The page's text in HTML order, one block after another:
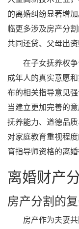
的离婚纠纷显著增
临更多涉及房产分
共同还贷、父母出
在子女抚养权
成年人的真实意愿
布的相关指导意见
当建立更加完善的
抚养能力、道德品
对家庭教育重视程
育指导师资格的离
离婚财产
房产分割的
房产作为夫妻